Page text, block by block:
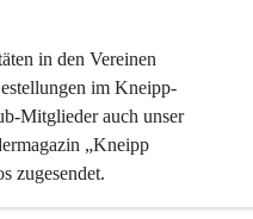
in den Vereinen
im Kneipp-
Mitglieder auch unser
„Kneipp
zugesendet.